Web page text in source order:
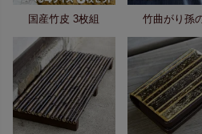
国産竹皮 3枚組 竹曲がり孫